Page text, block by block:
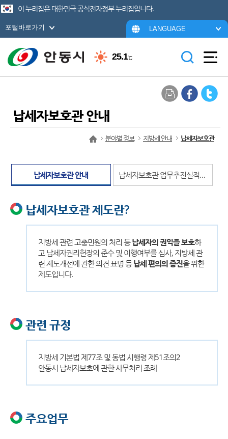
이 누리집은 대한민국 공식전자정부 누리집입니다.
포털바로가기 LANGUAGE
25.1℃
납세자보호관 안내
분야별 정보 지방세 안내 납세자보호관
납세자보호관 안내 납세자보호관 업무추진실적 현황
납세자보호관 제도란?
지방세 관련 고충민원의 처리 등납세자의 권익을 보호하
고 납세자권리헌장의 준수 및 이행여부를 심사, 지방세 관
련 제도개선에 관한 의견 표명 등납세 편의의 증진을 위한
제도입니다.
관련 규정
지방세 기본법 제77조 및 동법 시행령 제51조의2
안동시 납세자보호에 관한 사무처리 조례
주요업무